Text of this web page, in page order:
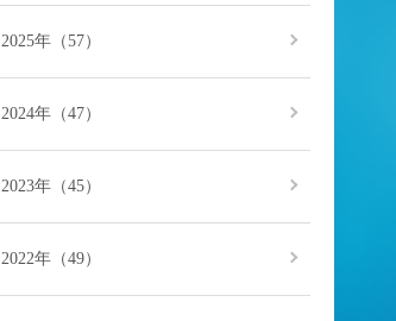
2025年（57）
2024年（47）
2023年（45）
2022年（49）